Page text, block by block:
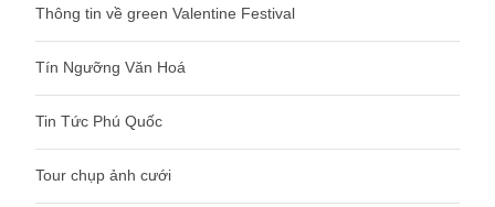
Thông tin về green Valentine Festival
Tín Ngưỡng Văn Hoá
Tin Tức Phú Quốc
Tour chụp ảnh cưới